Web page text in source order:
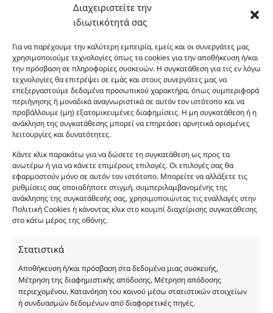
Διαχειριστείτε την
ιδιωτικότητά σας
Για να παρέχουμε την καλύτερη εμπειρία, εμείς και οι συνεργάτες μας
χρησιμοποιούμε τεχνολογίες όπως τα cookies για την αποθήκευση ή/και
την πρόσβαση σε πληροφορίες συσκευών. Η συγκατάθεση για τις εν λόγω
τεχνολογίες θα επιτρέψει σε εμάς και στους συνεργάτες μας να
επεξεργαστούμε δεδομένα προσωπικού χαρακτήρα, όπως συμπεριφορά
περιήγησης ή μοναδικά αναγνωριστικά σε αυτόν τον ιστότοπο και να
προβάλλουμε (μη) εξατομικευμένες διαφημίσεις. Η μη συγκατάθεση ή η
ανάκληση της συγκατάθεσης μπορεί να επηρεάσει αρνητικά ορισμένες
λειτουργίες και δυνατότητες.
Κάντε κλικ παρακάτω για να δώσετε τη συγκατάθεση ως προς τα
ανωτέρω ή για να κάνετε επιμέρους επιλογές. Οι επιλογές σας θα
εφαρμοστούν μόνο σε αυτόν τον ιστότοπο. Μπορείτε να αλλάξετε τις
ρυθμίσεις σας οποιαδήποτε στιγμή, συμπεριλαμβανομένης της
ανάκλησης της συγκατάθεσής σας, χρησιμοποιώντας τις εναλλαγές στην
Πολιτική Cookies ή κάνοντας κλικ στο κουμπί διαχείρισης συγκατάθεσης
στο κάτω μέρος της οθόνης.
Στατιστικά
Αποθήκευση ή/και πρόσβαση στα δεδομένα μιας συσκευής,
Μέτρηση της διαφημιστικής απόδοσης, Μέτρηση απόδοσης
περιεχομένου, Κατανόηση του κοινού μέσω στατιστικών στοιχείων
ή συνδυασμών δεδομένων από διαφορετικές πηγές.
Europaea (Olive) Fruit Olive Oil, Sodium Benzoate, Sodium Sulfate, Citric
Acid.
Οι φωτογραφίες των προϊόντων είναι ενδεικτικές
και δεν είναι προς πώληση το εικονιζόμενο προϊόν.
Σκοπός τους είναι η διευκόλυνση της επιλογής σας.
Σε καμία περίπτωση δεν αντιστοιχούν στα
αυθεντικά αρώματα και δεν ανταποκρίνονται στην
πραγματικότητα. Πρόθεση της επιχείρησης μας δεν
είναι η παραπλάνηση και η εξαπάτηση του
καταναλωτή. Όλα μας τα προϊόντα είναι τύπου, σε
αντίστοιχα αυθεντικά γνωστών οίκων. Οι
ονομασίες, οι εικόνες και τα σήματα των
προϊόντων αποτελούν αναφαίρετη και
κατοχυρωμένη εμπορικά ιδιοκτησία των
Δημιουργών-Οίκων. Οι εικόνες ενδέχεται να